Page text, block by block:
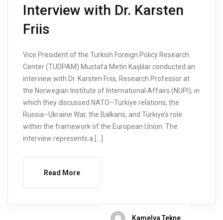
Interview with Dr. Karsten
Friis
Vice President of the Turkish Foreign Policy Research
Center (TUDPAM) Mustafa Metin Kaşlılar conducted an
interview with Dr. Karsten Friis, Research Professor at
the Norwegian Institute of International Affairs (NUPI), in
which they discussed NATO–Türkiye relations, the
Russia–Ukraine War, the Balkans, and Türkiye’s role
within the framework of the European Union. The
interview represents a […]
Read More
Kamelya Tekne